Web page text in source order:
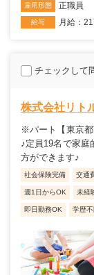
雇用形態 正職員
給与 月給：
チェックして
株式会社リト
※パート【東京
♪定員19名で家
方ができます♪
社会保険完備 交通
週1日からOK 未経
即日勤務OK 学歴不